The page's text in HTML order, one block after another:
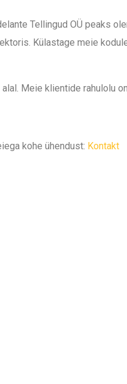
Tellingud OÜ peaks
Külastage meie
Meie klientide rahulolu
kohe ühendust: Kontakt